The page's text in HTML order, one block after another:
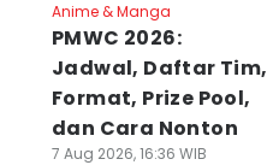
Anime & Manga
PMWC 2026:
Jadwal, Daftar Tim,
Format, Prize Pool,
dan Cara Nonton
7 Aug 2026, 16:36 WIB